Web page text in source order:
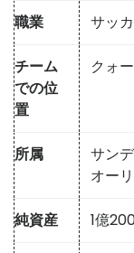
職業 サッ
チーム
での位
置
クォ
所属
サン
オー
純資産 1億